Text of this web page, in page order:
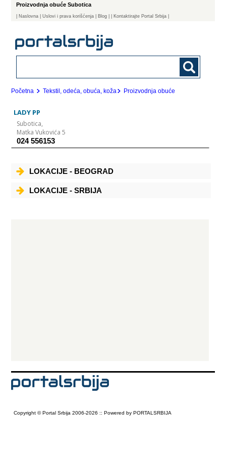
Proizvodnja obuće Subotica
Naslovna | Uslovi i prava korišćenja Blog | Kontaktirajte Portal Srbija |
Početna Tekstil, odeća, obuća, koža Proizvodnja obuće
LADY PP
Subotica,
Matka Vukovića 5
024 556153
LOKACIJE - BEOGRAD
LOKACIJE - SRBIJA
Copyright © Portal Srbija 2006-2026 :: Powered by PORTALSRBIJA